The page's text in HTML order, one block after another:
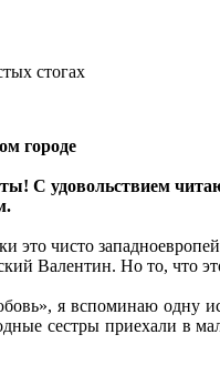
стогах
городе
С удовольствием
чисто
Валентин. Но то, что
я вспоминаю одну
сестры приехали в